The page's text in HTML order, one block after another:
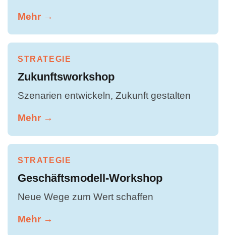
Mehr →
STRATEGIE
Zukunftsworkshop
Szenarien entwickeln, Zukunft gestalten
Mehr →
STRATEGIE
Geschäftsmodell-Workshop
Neue Wege zum Wert schaffen
Mehr →